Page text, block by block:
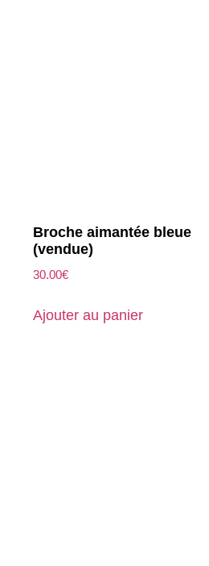
Broche aimantée bleue
(vendue)
30.00€
Ajouter au panier